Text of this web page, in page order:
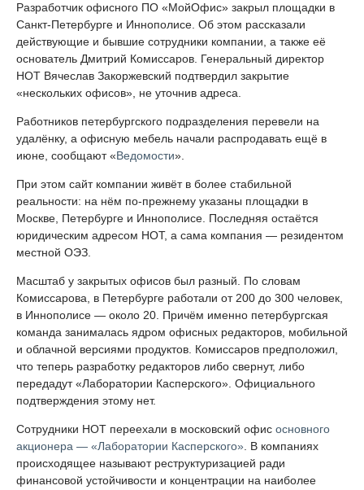
Разработчик офисного ПО «МойОфис» закрыл площадки в
Санкт-Петербурге и Иннополисе. Об этом рассказали
действующие и бывшие сотрудники компании, а также её
основатель Дмитрий Комиссаров. Генеральный директор
НОТ Вячеслав Закоржевский подтвердил закрытие
«нескольких офисов», не уточнив адреса.
Работников петербургского подразделения перевели на
удалёнку, а офисную мебель начали распродавать ещё в
июне, сообщают «Ведомости».
При этом сайт компании живёт в более стабильной
реальности: на нём по-прежнему указаны площадки в
Москве, Петербурге и Иннополисе. Последняя остаётся
юридическим адресом НОТ, а сама компания — резидентом
местной ОЭЗ.
Масштаб у закрытых офисов был разный. По словам
Комиссарова, в Петербурге работали от 200 до 300 человек,
в Иннополисе — около 20. Причём именно петербургская
команда занималась ядром офисных редакторов, мобильной
и облачной версиями продуктов. Комиссаров предположил,
что теперь разработку редакторов либо свернут, либо
передадут «Лаборатории Касперского». Официального
подтверждения этому нет.
Сотрудники НОТ переехали в московский офис основного
акционера — «Лаборатории Касперского» . В компаниях
происходящее называют реструктуризацией ради
финансовой устойчивости и концентрации на наиболее